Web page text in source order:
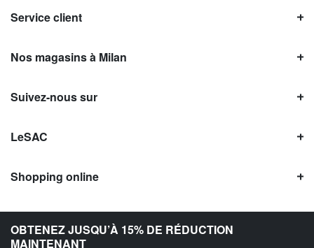
OBTENEZ JUSQU’À 15% DE RÉDUCTION
MAINTENANT
Service client
Nos magasins à Milan
Suivez-nous sur
LeSAC
Shopping online
Avis LeSAC